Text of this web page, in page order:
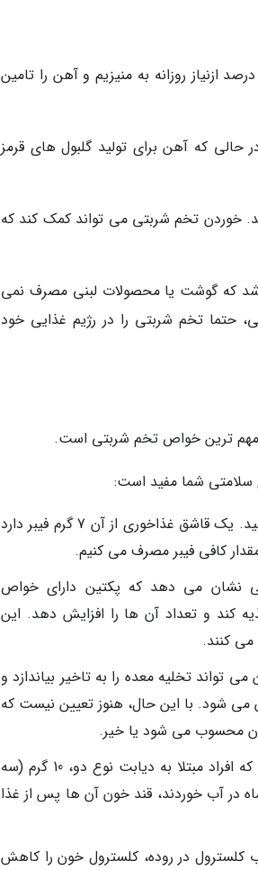
یک قاشق غذاخوری (13 گرم) تخم شربتی، 15 درصد از نیاز روزانه به کلسیم و 10 درصد ازنیاز روزانه به منیزیم و آهن را تامین
که آهن برای تولید گلبول های قرمز
خوردن تخم شربتی می تواند کمک کند که
که گوشت یا محصولات لبنی مصرف نمی
حتما تخم شربتی را در رژیم غذایی خود
مهم ترین خواص تخم شربتی است.
سلامتی شما مفید است:
مصرف تخم شربتی کمک می کند که بخشی از نیاز روزانه به فیبر را تامین کنید. یک قاشق غذاخوری از آن 7 گرم فیبر دارد
نشان می دهد که پکتین دارای خواص
کند و تعداد آن ها را افزایش دهد. این
کنند.
تخلیه معده را به تاخیر بیاندازد و
شود. با این حال، هنوز تعیین نیست که
محسوب می شود یا خیر.
مصرف تخم شربتی به کنترل قند خون کمک می کند. در یک تحقیق، زمانی که افراد مبتلا به دیابت نوع دو، 10 گرم (سه
در آب خوردند، قند خون آن ها پس از غذا
در روده، کلسترول خون را کاهش